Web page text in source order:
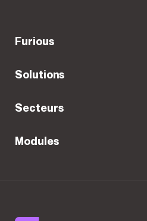
furious
Solutions
Secteurs
Modules